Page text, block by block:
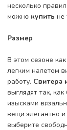
несколько
можно купить не
Размер
В этом сезоне
легким налетом
работу. Свитера
выглядят так,
изысками
вещи элегантно
выберите